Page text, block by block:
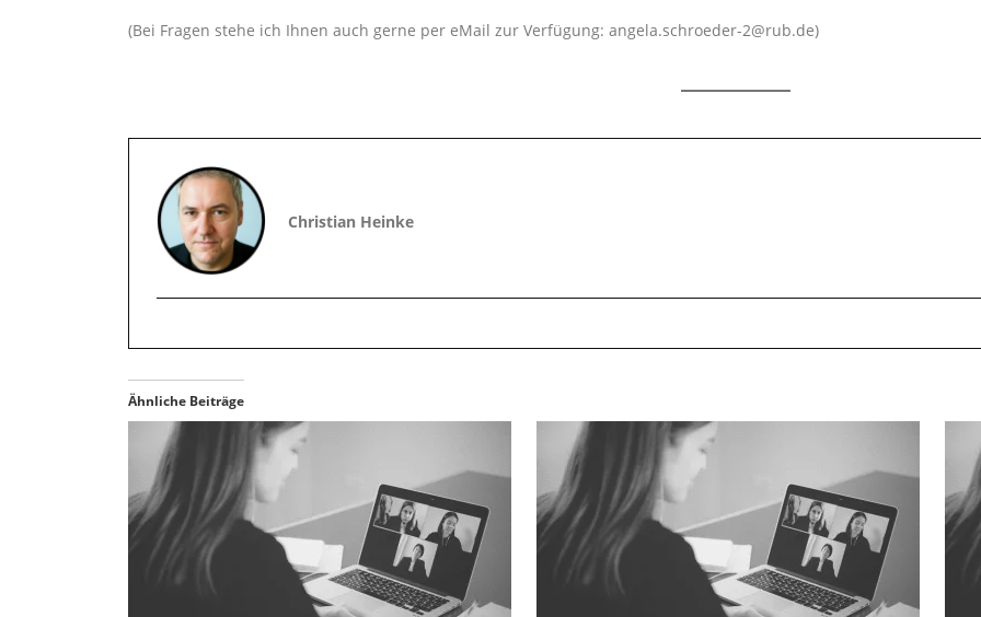
(Bei Fragen stehe ich Ihnen auch gerne per eMail zur Verfügung: angela.schroeder-2@rub.de)
Christian Heinke
Ähnliche Beiträge